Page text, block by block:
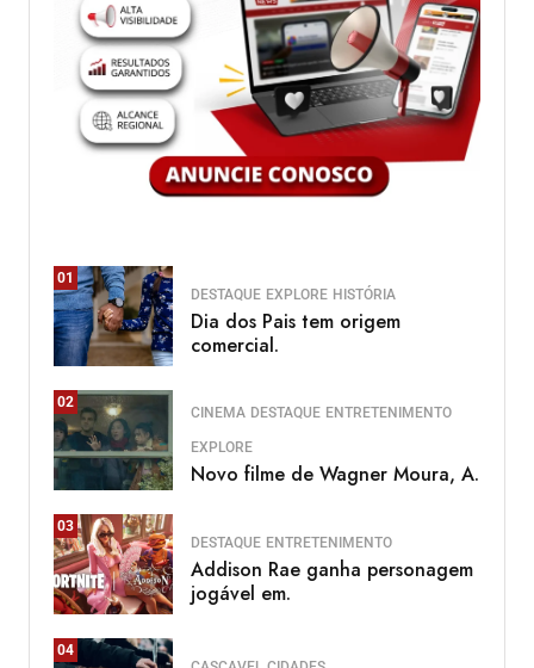
01
DESTAQUE EXPLORE HISTÓRIA
Dia dos Pais tem origem
comercial.
02
CINEMA DESTAQUE ENTRETENIMENTO
EXPLORE
Novo filme de Wagner Moura, A.
03
DESTAQUE ENTRETENIMENTO
Addison Rae ganha personagem
jogável em.
04